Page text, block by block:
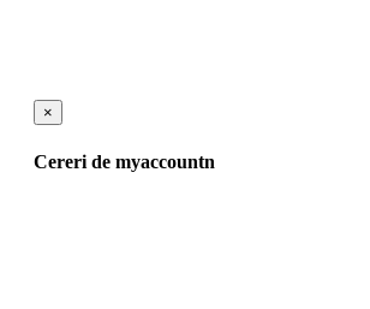
×
Cereri de myaccountn